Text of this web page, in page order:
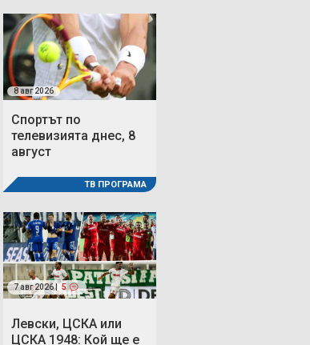
8 авг 2026
Спортът по
телевизията днес, 8
август
ТВ ПРОГРАМА
7 авг 2026 | 5
Левски, ЦСКА или
ЦСКА 1948: Кой ще е